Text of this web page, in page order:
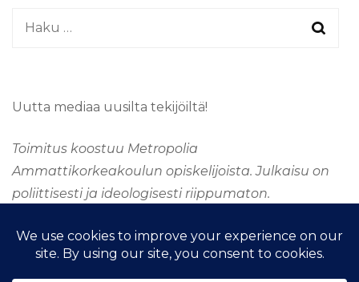
Haku:
Uutta mediaa uusilta tekijöiltä!
Toimitus koostuu Metropolia
Ammattikorkeakoulun opiskelijoista. Julkaisu on
poliittisesti ja ideologisesti riippumaton.